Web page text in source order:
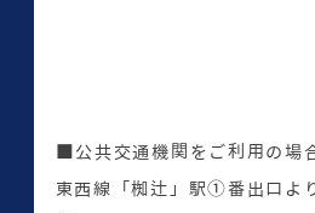
■公共交通機関をご利用の場
東西線「椥辻」駅①番出口よ